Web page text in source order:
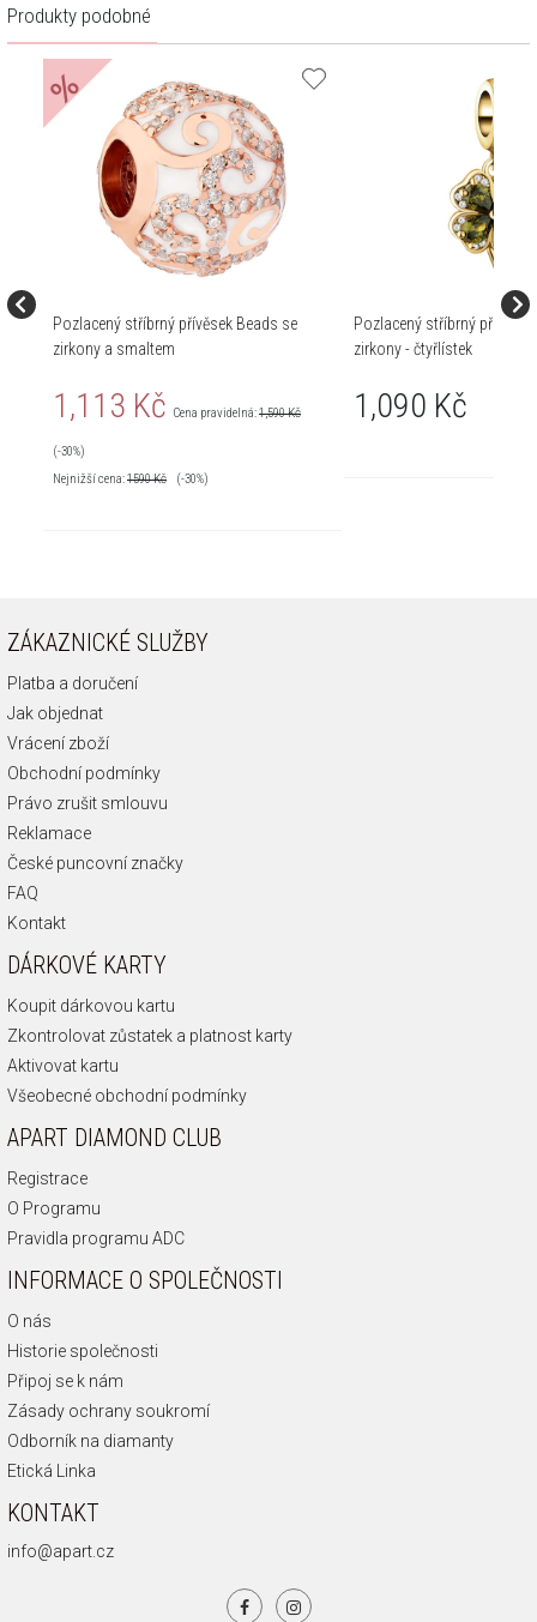
Produkty podobné
%
Pozlacený stříbrný přívěsek Beads se
zirkony a smaltem
1,113 Kč Cena pravidelná:1,590 Kč
(-30%)
Nejnižší cena:1590Kč (-30%)
Pozlacený stříbrný přívěsek
zirkony - čtyřlístek
1,090 Kč
ZÁKAZNICKÉ SLUŽBY
Platba a doručení
Jak objednat
Vrácení zboží
Obchodní podmínky
Právo zrušit smlouvu
Reklamace
České puncovní značky
FAQ
Kontakt
DÁRKOVÉ KARTY
Koupit dárkovou kartu
Zkontrolovat zůstatek a platnost karty
Aktivovat kartu
Všeobecné obchodní podmínky
APART DIAMOND CLUB
Registrace
O Programu
Pravidla programu ADC
INFORMACE O SPOLEČNOSTI
O nás
Historie společnosti
Připoj se k nám
Zásady ochrany soukromí
Odborník na diamanty
Etická Linka
KONTAKT
info@apart.cz